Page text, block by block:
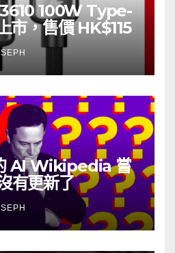
100W Type-
市，售價 HK$115
AI Wikipedia 嘗
有更新了